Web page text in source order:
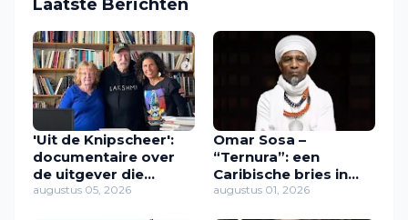
Laatste Berichten
'Uit de Knipscheer':
documentaire over
de uitgever die
Caribische stemmen
augustus 05, 2026
Omar Sosa –
“Ternura”: een
Caribische bries in
muziek
augustus 01, 2026